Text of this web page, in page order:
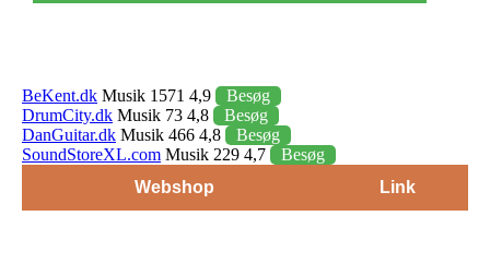
BeKent.dk Musik 1571 4,9
Besøg
DrumCity.dk Musik 73 4,8
Besøg
DanGuitar.dk Musik 466 4,8
Besøg
SoundStoreXL.com Musik 229 4,7
Besøg
Webshop
Link